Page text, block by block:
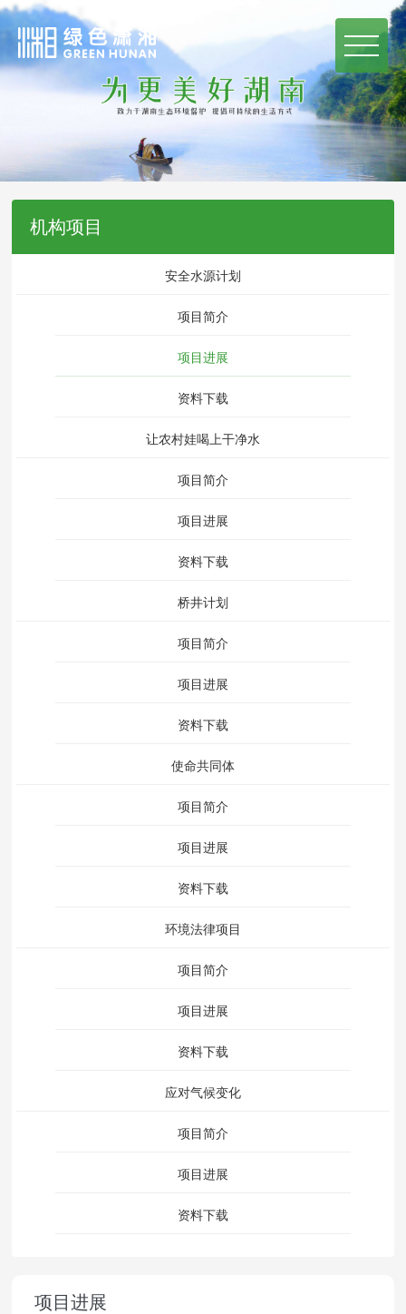
机构项目
安全水源计划
项目简介
项目进展
资料下载
让农村娃喝上干净水
项目简介
项目进展
资料下载
桥井计划
项目简介
项目进展
资料下载
使命共同体
项目简介
项目进展
资料下载
环境法律项目
项目简介
项目进展
资料下载
应对气候变化
项目简介
项目进展
资料下载
项目进展